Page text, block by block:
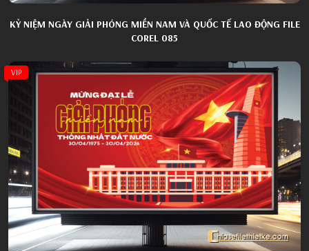
KỶ NIỆM NGÀY GIẢI PHÓNG MIỀN NAM VÀ QUỐC TẾ LAO ĐỘNG FILE
COREL 085
VIP